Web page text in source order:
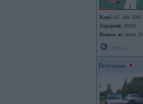
Kopš: 02. Jun 2005
Ziņojumi: 29025
Braucu ar: sievu :D
Delerium